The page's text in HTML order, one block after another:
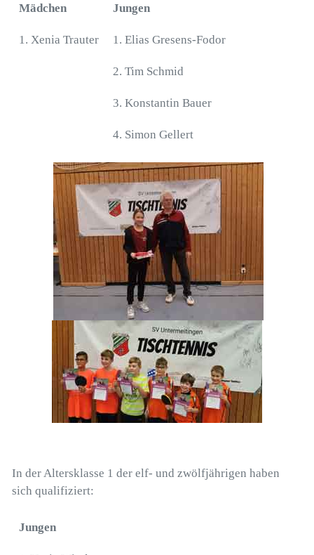
Mädchen Jungen
1. Xenia Trauter 1. Elias Gresens-Fodor
2. Tim Schmid
3. Konstantin Bauer
4. Simon Gellert
In der Altersklasse 1 der elf- und zwölfjährigen haben
sich qualifiziert:
Jungen